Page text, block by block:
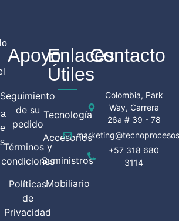
Apoyo
Seguimiento
de su
pedido
Términos y
condiciones
Políticas
de
Privacidad
Enlaces
Útiles
Tecnología
Accesorios
Suministros
Mobiliario
Contacto
Colombia, Park
Way, Carrera
26a # 39 - 78
+57 318 680
3114